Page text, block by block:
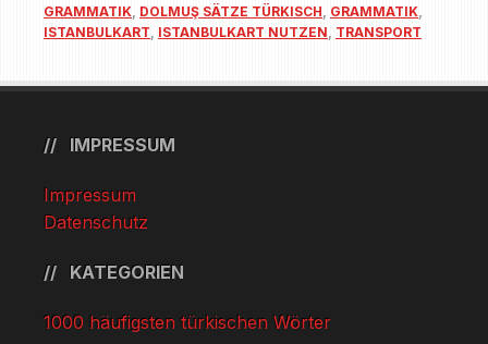
GRAMMATIK, DOLMUŞ SÄTZE TÜRKISCH, GRAMMATIK,
ISTANBULKART, ISTANBULKART NUTZEN, TRANSPORT
IMPRESSUM
Impressum
Datenschutz
KATEGORIEN
1000 häufigsten türkischen Wörter